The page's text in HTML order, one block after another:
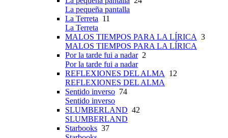
La pequeña pantalla
La Terreta 11
La Terreta
MALOS TIEMPOS PARA LA LÍRICA 3
MALOS TIEMPOS PARA LA LÍRICA
Por la tarde fui a nadar2
Por la tarde fui a nadar
REFLEXIONES DEL ALMA 12
REFLEXIONES DEL ALMA
Sentido inverso 74
Sentido inverso
SLUMBERLAND 42
SLUMBERLAND
Starbooks 37